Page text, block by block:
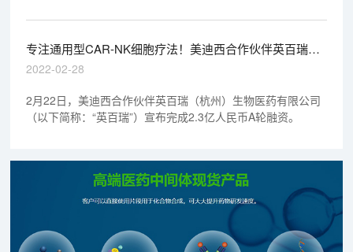
专注通用型CAR-NK细胞疗法！美迪西合作伙伴英百瑞完
成2.3亿A轮融资
2022-02-28
2月22日，美迪西合作伙伴英百瑞（杭州）生物医药有限公司
（以下简称：“英百瑞”）宣布完成2.3亿人民币A轮融资。